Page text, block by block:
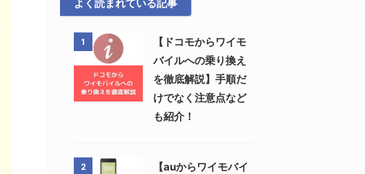
よく読まれている記事
1
【ドコモからワイモ
バイルへの乗り換え
を徹底解説】手順だ
けでなく注意点など
も紹介！
2
【auからワイモバイ